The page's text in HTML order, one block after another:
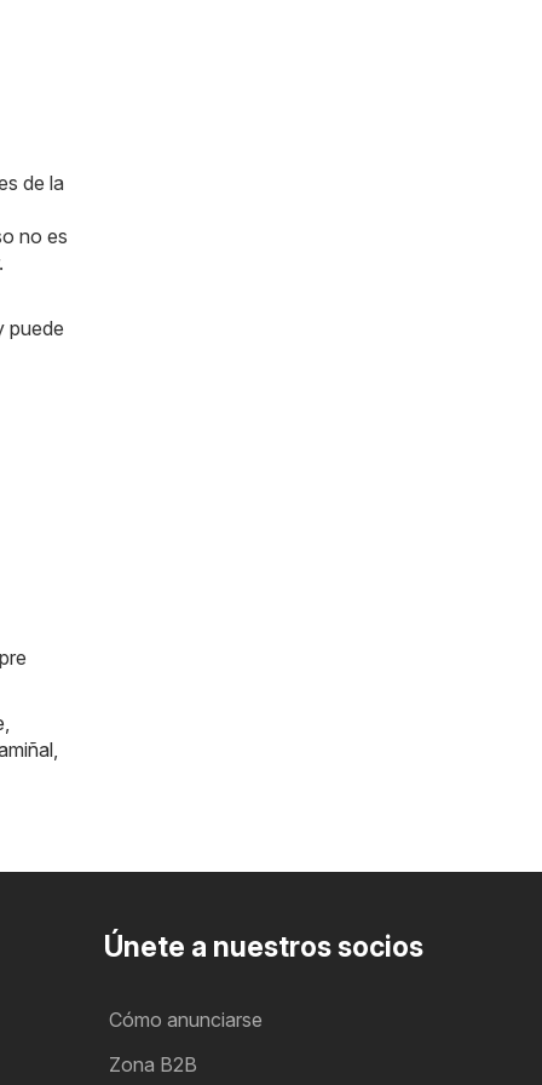
de la
no es
puede
,
,
Únete a nuestros socios
Cómo anunciarse
Zona B2B